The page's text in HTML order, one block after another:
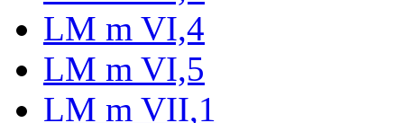
LM m VI,4
LM m VI,5
LM m VII,1